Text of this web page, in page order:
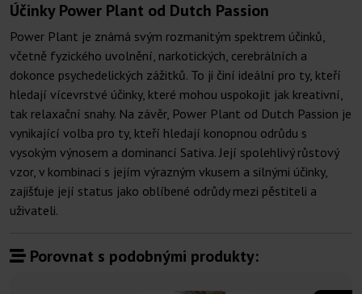
Účinky Power Plant od Dutch Passion
Power Plant je známá svým rozmanitým spektrem účinků,
včetně fyzického uvolnění, narkotických, cerebrálních a
dokonce psychedelických zážitků. To ji činí ideální pro ty, kteří
hledají vícevrstvé účinky, které mohou uspokojit jak kreativní,
tak relaxační snahy. Na závěr, Power Plant od Dutch Passion je
vynikající volba pro ty, kteří hledají konopnou odrůdu s
vysokým výnosem a dominancí Sativa. Její spolehlivý růstový
vzor, v kombinaci s jejím výrazným vkusem a silnými účinky,
zajišťuje její status jako oblíbené odrůdy mezi pěstiteli a
uživateli.
Porovnat s podobnými produkty: